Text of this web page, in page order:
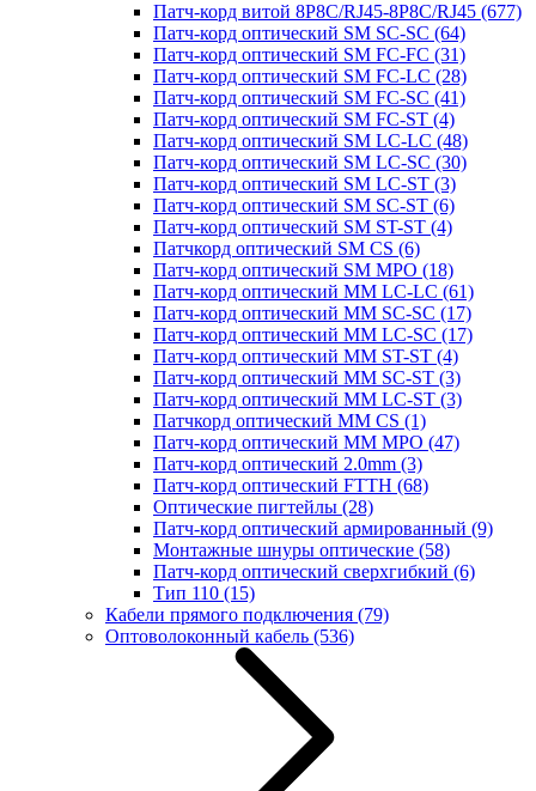
Патч-корд витой 8P8C/RJ45-8P8C/RJ45 (677)
Патч-корд оптический SM SC-SC (64)
Патч-корд оптический SM FC-FC (31)
Патч-корд оптический SM FC-LC (28)
Патч-корд оптический SM FC-SC (41)
Патч-корд оптический SM FC-ST (4)
Патч-корд оптический SM LC-LC (48)
Патч-корд оптический SM LC-SC (30)
Патч-корд оптический SM LC-ST (3)
Патч-корд оптический SM SC-ST (6)
Патч-корд оптический SM ST-ST (4)
Патчкорд оптический SM CS (6)
Патч-корд оптический SM MPO (18)
Патч-корд оптический MM LC-LC (61)
Патч-корд оптический MM SC-SC (17)
Патч-корд оптический MM LC-SC (17)
Патч-корд оптический MM ST-ST (4)
Патч-корд оптический MM SC-ST (3)
Патч-корд оптический MM LC-ST (3)
Патчкорд оптический MM CS (1)
Патч-корд оптический MM MPO (47)
Патч-корд оптический 2.0mm (3)
Патч-корд оптический FTTH (68)
Оптические пигтейлы (28)
Патч-корд оптический армированный (9)
Монтажные шнуры оптические (58)
Патч-корд оптический сверхгибкий (6)
Тип 110 (15)
Кабели прямого подключения (79)
Оптоволоконный кабель (536)